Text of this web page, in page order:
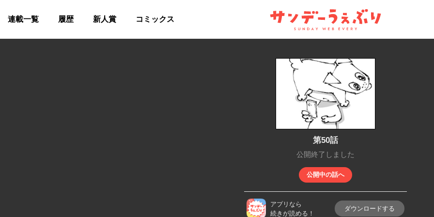
サンデーうぇぶり
連載一覧 履歴 新人賞 コミックス
第50話
公開終了しました
公開中の話へ
アプリなら
続きが読める！
ダウンロードする